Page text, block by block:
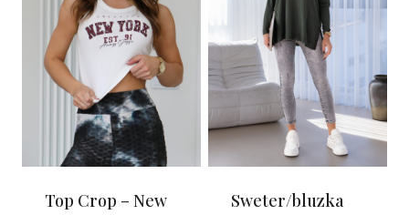
Top Crop – New
Sweter/bluzka